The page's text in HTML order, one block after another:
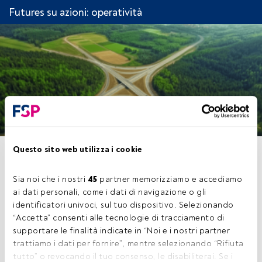
Questo sito web utilizza i cookie
Sia noi che i nostri 45 partner memorizziamo e accediamo
ai dati personali, come i dati di navigazione o gli
identificatori univoci, sul tuo dispositivo. Selezionando
“Accetta” consenti alle tecnologie di tracciamento di
supportare le finalità indicate in “Noi e i nostri partner
trattiamo i dati per fornire”, mentre selezionando “Rifiuta
tutto” o revocando il tuo consenso, le disabiliterai. Se i
Futures su azioni: operatività
QUESTIONARIO FUTURES SU
AZIONI: OPERATIVITÀ
Questo è un articolo riservato agli utenti
FundsPeople. Se sei già registrato, accedi
tramite il pulsante Login. Se non hai ancora un